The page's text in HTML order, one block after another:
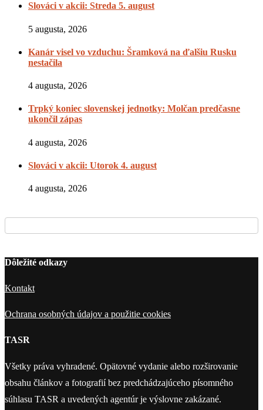
Slováci v akcii: Streda 5. august
5 augusta, 2026
Kanár visel vo vzduchu: Šramková na ďalšiu Rusku
nestačila
4 augusta, 2026
Trpký koniec slovenskej jednotky: Molčan predčasne
ukončil zápas
4 augusta, 2026
Slováci v akcii: Utorok 4. august
4 augusta, 2026
Dôležité odkazy
Kontakt
Ochrana osobných údajov a použitie cookies
TASR
Všetky práva vyhradené. Opätovné vydanie alebo rozširovanie
obsahu článkov a fotografií bez predchádzajúceho písomného
súhlasu TASR a uvedených agentúr je výslovne zakázané.